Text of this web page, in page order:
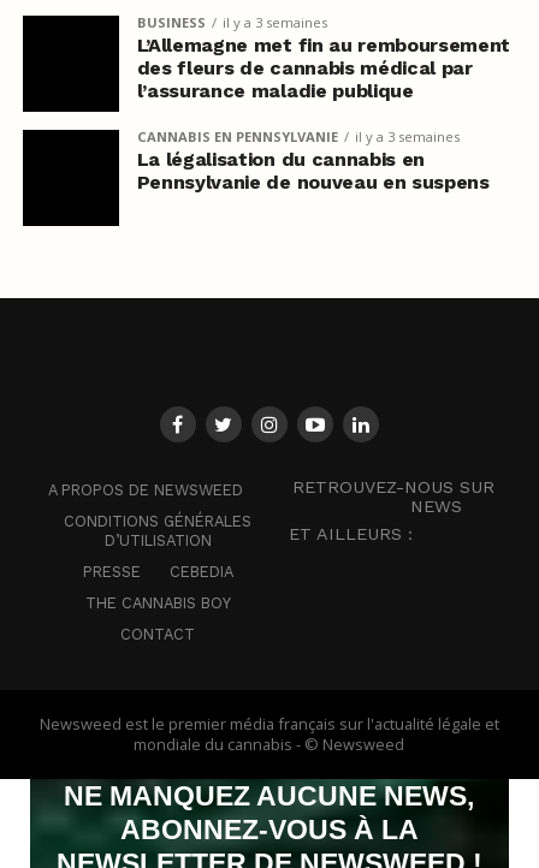
BUSINESS il y a 3 semaines
L’Allemagne met fin au remboursement
des fleurs de cannabis médical par
l’assurance maladie publique
CANNABIS EN PENNSYLVANIE il y a 3 semaines
La légalisation du cannabis en
Pennsylvanie de nouveau en suspens
A PROPOS DE NEWSWEED
CONDITIONS GÉNÉRALES
D’UTILISATION
PRESSE
CEBEDIA
THE CANNABIS BOY
CONTACT
RETROUVEZ-NOUS SUR
NEWS
ET AILLEURS :
Newsweed est le premier média français sur l'actualité légale et
mondiale du cannabis - © Newsweed
NE MANQUEZ AUCUNE NEWS,
ABONNEZ-VOUS À LA